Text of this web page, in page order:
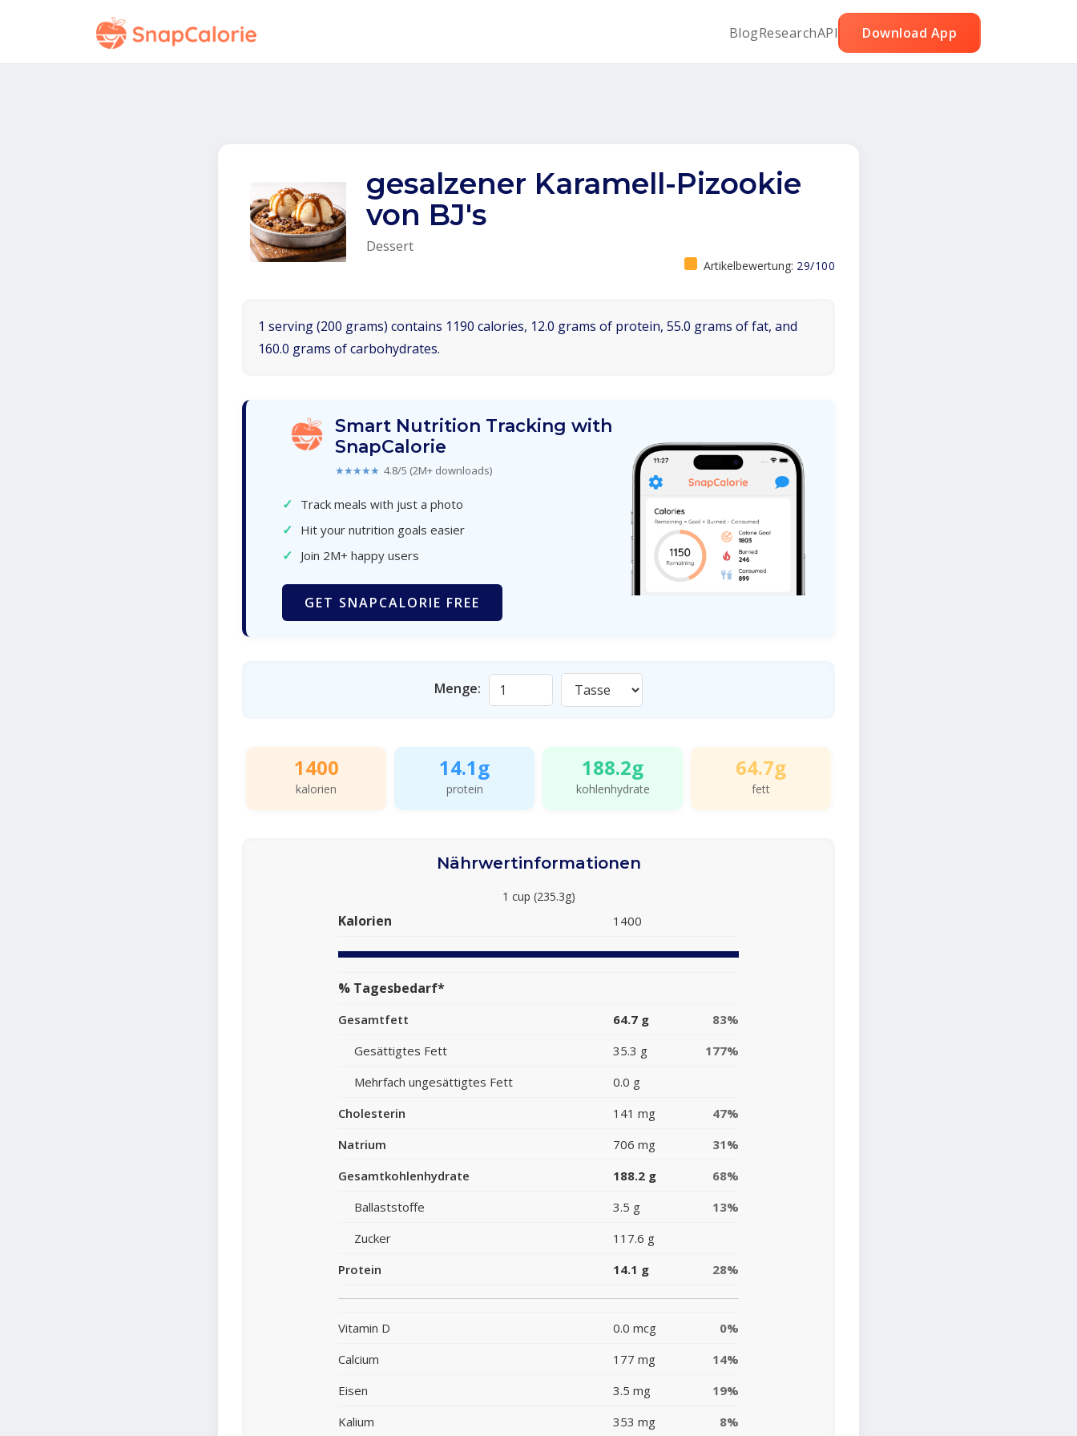
BlogResearchAPI Download App
gesalzener Karamell-Pizookie
von BJ's
Dessert
Artikelbewertung: 29/100
1 serving (200 grams) contains 1190 calories, 12.0 grams of protein, 55.0 grams of fat, and
160.0 grams of carbohydrates.
Smart Nutrition Tracking with
SnapCalorie
★★★★★ 4.8/5 (2M+ downloads)
✓ Track meals with just a photo
✓ Hit your nutrition goals easier
✓ Join 2M+ happy users
GET SNAPCALORIE FREE
Menge:
1400
kalorien
14.1g
protein
188.2g
kohlenhydrate
64.7g
fett
Nährwertinformationen
1 cup (235.3g)
Kalorien 1400
% Tagesbedarf*
Gesamtfett 64.7 g
83%
Gesättigtes Fett
35.3 g
177%
Mehrfach ungesättigtes Fett
0.0 g
Cholesterin
141 mg
47%
Natrium
706 mg
31%
Gesamtkohlenhydrate
188.2 g
68%
Ballaststoffe
3.5 g
13%
Zucker
117.6 g
Protein
14.1 g 28%
Vitamin D 0.0 mcg
0%
Calcium
177 mg
14%
Eisen
3.5 mg
19%
Kalium
353 mg 8%